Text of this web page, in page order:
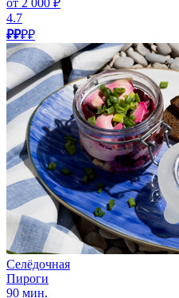
от 2 000 ₽
4.7
₽₽₽₽
Селёдочная
Пироги
90 мин.